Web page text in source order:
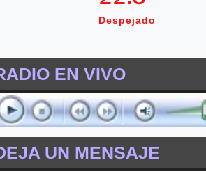
Despejado
EN VIVO
UN MENSAJE